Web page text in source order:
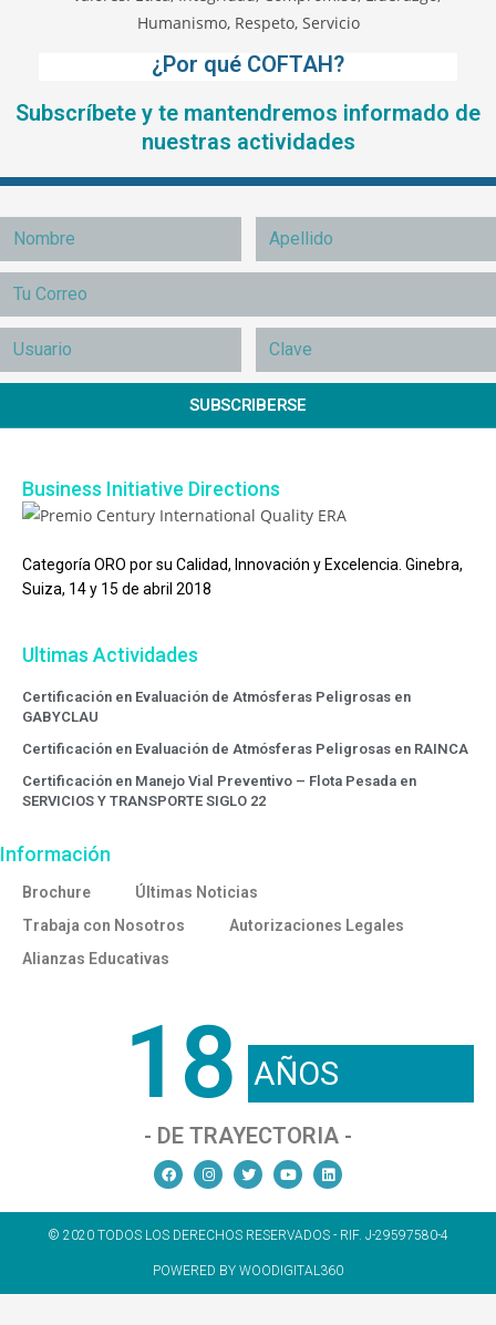
¿Por qué COFTAH?
Subscríbete y te mantendremos informado de
nuestras actividades
SUBSCRIBERSE
Business Initiative Directions
Categoría ORO por su Calidad, Innovación y Excelencia. Ginebra,
Suiza, 14 y 15 de abril 2018
Ultimas Actividades
Certificación en Evaluación de Atmósferas Peligrosas en
GABYCLAU
Certificación en Evaluación de Atmósferas Peligrosas en RAINCA
Certificación en Manejo Vial Preventivo – Flota Pesada en
SERVICIOS Y TRANSPORTE SIGLO 22
Información
Brochure
Últimas Noticias
Trabaja con Nosotros
Autorizaciones Legales
Alianzas Educativas
18 AÑOS
- DE TRAYECTORIA -
© 2020 TODOS LOS DERECHOS RESERVADOS - RIF. J-29597580-4
POWERED BY WOODIGITAL360